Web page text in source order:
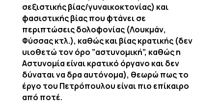
σεξιστικής βίας/γυναικοκτονίας) και
φασιστικής βίας που φτάνει σε
περιπτώσεις δολοφονίας (Λουκμάν,
Φύσσας κτλ.), καθώς και βίας κρατικής (δεν
υιοθετώ τον όρο ”αστυνομική”, καθώς η
Αστυνομία είναι κρατικό όργανο και δεν
δύναται να δρα αυτόνομα), θεωρώ πως το
έργο του Πετρόπουλου είναι πιο επίκαιρο
από ποτέ.